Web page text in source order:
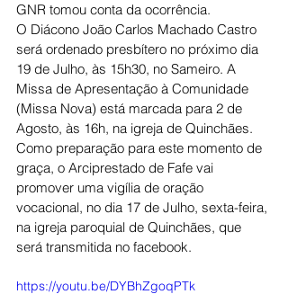
GNR tomou conta da ocorrência.
O Diácono João Carlos Machado Castro
será ordenado presbítero no próximo dia
19 de Julho, às 15h30, no Sameiro. A
Missa de Apresentação à Comunidade
(Missa Nova) está marcada para 2 de
Agosto, às 16h, na igreja de Quinchães.
Como preparação para este momento de
graça, o Arciprestado de Fafe vai
promover uma vigília de oração
vocacional, no dia 17 de Julho, sexta-feira,
na igreja paroquial de Quinchães, que
será transmitida no facebook.
https://youtu.be/DYBhZgoqPTk